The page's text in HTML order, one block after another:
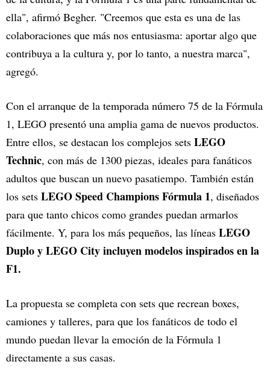
ella", afirmó Begher. "Creemos que esta es una de las
colaboraciones que más nos entusiasma: aportar algo que
contribuya a la cultura y, por lo tanto, a nuestra marca",
agregó.
Con el arranque de la temporada número 75 de la Fórmula
1, LEGO presentó una amplia gama de nuevos productos.
Entre ellos, se destacan los complejos sets LEGO
Technic, con más de 1300 piezas, ideales para fanáticos
adultos que buscan un nuevo pasatiempo. También están
los sets LEGO Speed Champions Fórmula 1, diseñados
para que tanto chicos como grandes puedan armarlos
fácilmente. Y, para los más pequeños, las líneas LEGO
Duplo y LEGO City incluyen modelos inspirados en la
F1.
La propuesta se completa con sets que recrean boxes,
camiones y talleres, para que los fanáticos de todo el
mundo puedan llevar la emoción de la Fórmula 1
directamente a sus casas.